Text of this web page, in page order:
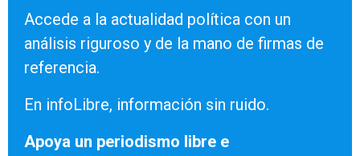
Accede a la actualidad política con un
análisis riguroso y de la mano de firmas de
referencia.
En infoLibre, información sin ruido.
Apoya un periodismo libre e